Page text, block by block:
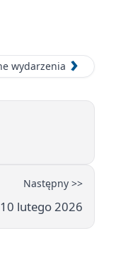
wydarzenia
Następny >>
lutego 2026